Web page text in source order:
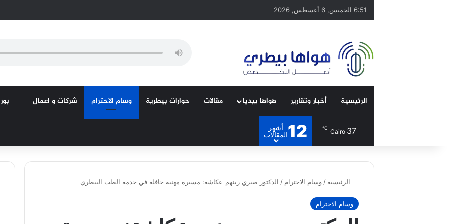
6:51 الخميس, 6 أغسطس, 2026
الرئيسية أخبار وتقارير هواها بيديا مقالات حوارات بيطرية وسام الاحترام شركات و اعمال
Cairo 37
℃
12
أشهر
المقالات
الرئيسية / وسام الاحترام / الدكتور صبري زينهم عكاشة: مسيرة مهنية حافلة في خدمة الطب البيطري
وسام الاحترام